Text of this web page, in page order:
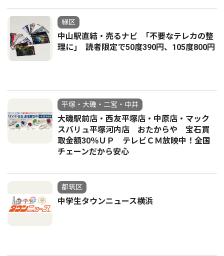
緑区
中山駅直結・売るナビ ｢不要なテレカの整
理に｣ 読者限定で50度390円、105度800円
平塚・大磯・二宮・中井
大磯駅前店・西友平塚店・中原店・マック
スバリュ平塚河内店 おたからや 宝石買
取金額30％ＵＰ テレビＣＭ放映中！全国
チェーンだから安心
都筑区
中学生タウンニュース横浜